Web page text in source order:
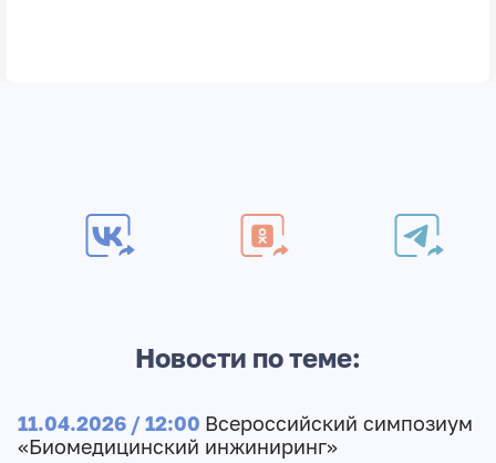
Новости по теме:
11.04.2026 / 12:00 Всероссийский симпозиум
«Биомедицинский инжиниринг»